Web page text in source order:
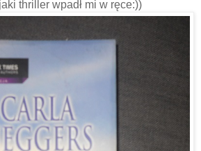
thriller wpadł mi w ręce:))